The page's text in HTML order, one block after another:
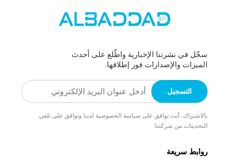
سجّل في نشرتنا الإخبارية واطّلع على أحدث
الميزات والإصدارات فور إطلاقها.
بالاشتراك، أنت توافق على سياسة الخصوصية لدينا وتوافق على تلقي
التحديثات من شركتنا.
روابط سريعة